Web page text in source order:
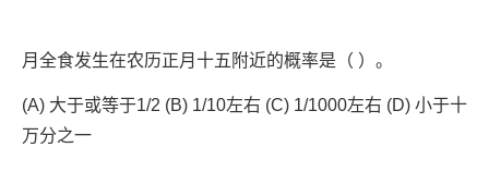
月全食发生在农历正月十五附近的概率是（ ）。
(A) 大于或等于1/2 (B) 1/10左右 (C) 1/1000左右 (D) 小于十
万分之一